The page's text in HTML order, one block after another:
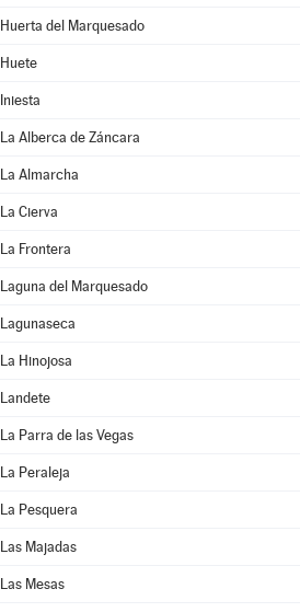
Huerta del Marquesado
Huete
Iniesta
La Alberca de Záncara
La Almarcha
La Cierva
La Frontera
Laguna del Marquesado
Lagunaseca
La Hinojosa
Landete
La Parra de las Vegas
La Peraleja
La Pesquera
Las Majadas
Las Mesas